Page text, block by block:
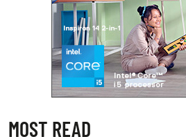
MOST READ